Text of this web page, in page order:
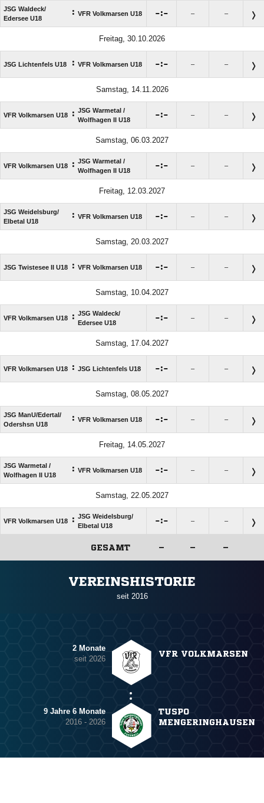
JSG Waldeck/​
Edersee U18
: VFR Volkmarsen U18 : – –
Freitag, 30.10.2026
JSG Lichtenfels U18 : VFR Volkmarsen U18 : – –
Samstag, 14.11.2026
VFR Volkmarsen U18 : JSG Warmetal /​
Wolfhagen II U18
: – –
Samstag, 06.03.2027
VFR Volkmarsen U18 : JSG Warmetal /​
Wolfhagen II U18
: – –
Freitag, 12.03.2027
JSG Weidelsburg/​
Elbetal U18
: VFR Volkmarsen U18 : – –
Samstag, 20.03.2027
JSG Twistesee II U18 : VFR Volkmarsen U18 : – –
Samstag, 10.04.2027
VFR Volkmarsen U18 : JSG Waldeck/​
Edersee U18
: – –
Samstag, 17.04.2027
VFR Volkmarsen U18 : JSG Lichtenfels U18 : – –
Samstag, 08.05.2027
JSG ManU/​Edertal/​
Odershsn U18
: VFR Volkmarsen U18 : – –
Freitag, 14.05.2027
JSG Warmetal /​
Wolfhagen II U18
: VFR Volkmarsen U18 : – –
Samstag, 22.05.2027
VFR Volkmarsen U18 : JSG Weidelsburg/​
Elbetal U18
: – –
GESAMT – – –
VEREINSHISTORIE
seit 2016
2 Monate
seit 2026
VFR VOLKMARSEN
9 Jahre 6 Monate
2016 - 2026
TUSPO
MENGERINGHAUSEN